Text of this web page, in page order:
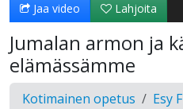
Jaa video Lahjoita
Jumalan armon ja
elämässämme
Kotimainen opetus Esy